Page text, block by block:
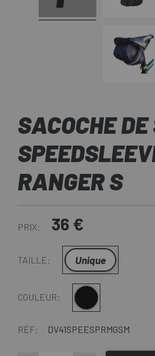
SACOCHE
RANGER S
PRIX: 36 €
TAILLE: Unique
COULEUR:
RÉF: DV41SPEESPRMGSM